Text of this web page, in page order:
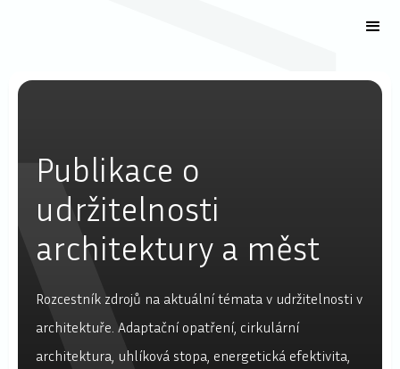
Publikace o
udržitelnosti
architektury a měst
Rozcestník zdrojů na aktuální témata v udržitelnosti v
architektuře. Adaptační opatření, cirkulární
architektura, uhlíková stopa, energetická efektivita,